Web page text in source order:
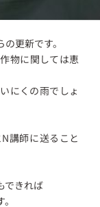
更新です。
物に関しては恵
にくの雨でしょ
講師に送ること
できれば